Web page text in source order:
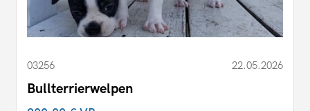
03256 22.05.2026
Bullterrierwelpen